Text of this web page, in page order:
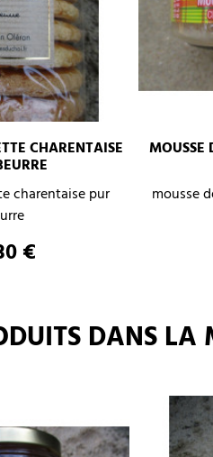
CHARENTAISE
charentaise pur
€
+
PANIER
MOUSSE
mousse
–
DANS